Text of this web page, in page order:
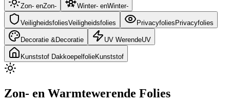
Zon- enZon- Winter- enWinter-
VeiligheidsfoliesVeiligheidsfolies Privacyfolies Privacyfolies
Decoratie & Decoratie UV WerendeUV
Kunststof DakkoepelfolieKunststof
Zon- en Warmtewerende Folies